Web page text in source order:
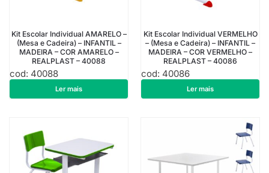
Kit Escolar Individual AMARELO –
(Mesa e Cadeira) – INFANTIL –
MADEIRA – COR AMARELO –
REALPLAST – 40088
cod: 40088
R$508,76
Ler mais
Kit Escolar Individual VERMELHO
– (Mesa e Cadeira) – INFANTIL –
MADEIRA – COR VERMELHO –
REALPLAST – 40086
cod: 40086
R$508,76
Ler mais